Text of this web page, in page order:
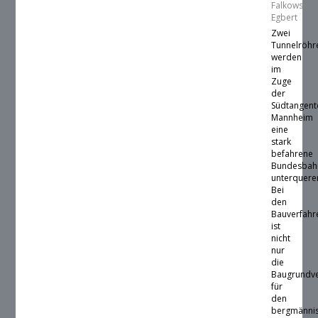
Falkowski,
Egbert
Zwei
werden
im
Zuge
der
Mannheim
eine
stark
befahrene
Bei
den
ist
nicht
nur
die
für
den